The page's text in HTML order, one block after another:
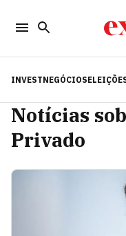
INVESTNEGÓCIOS
Notícias
Privado